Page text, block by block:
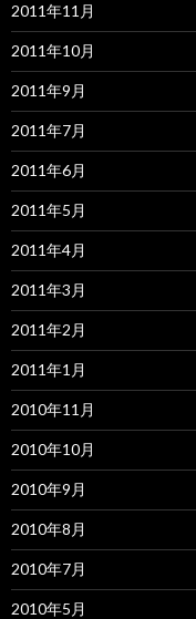
2011年11月
2011年10月
2011年9月
2011年7月
2011年6月
2011年5月
2011年4月
2011年3月
2011年2月
2011年1月
2010年11月
2010年10月
2010年9月
2010年8月
2010年7月
2010年5月